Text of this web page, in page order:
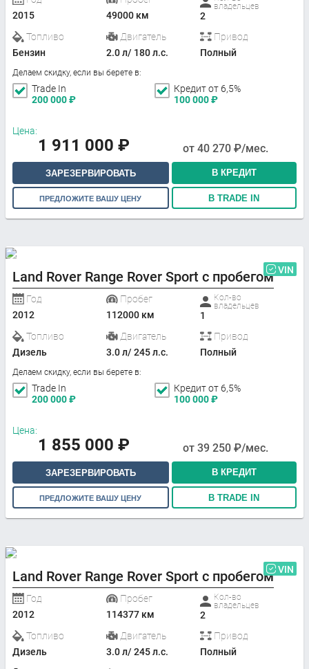
2015
49000 км
владельцев
2
Топливо
Бензин
Двигатель
2.0 л/ 180 л.с.
Привод
Полный
Делаем скидку, если вы берете в:
Trade In
200 000₽
Кредит от 6,5%
100 000₽
Цена:
1 911 000 ₽ от 40 270 ₽/мес.
ЗАРЕЗЕРВИРОВАТЬ В КРЕДИТ
ПРЕДЛОЖИТЕ ВАШУ ЦЕНУ В TRADE IN
Land Rover Range Rover Sport с пробегом VIN
Год
2012
Пробег
112000 км
Кол-во
владельцев
1
Топливо
Дизель
Двигатель
3.0 л/ 245 л.с.
Привод
Полный
Делаем скидку, если вы берете в:
Trade In
200 000₽
Кредит от 6,5%
100 000₽
Цена:
1 855 000 ₽ от 39 250 ₽/мес.
ЗАРЕЗЕРВИРОВАТЬ В КРЕДИТ
ПРЕДЛОЖИТЕ ВАШУ ЦЕНУ В TRADE IN
Land Rover Range Rover Sport с пробегом VIN
Год
2012
Пробег
114377 км
Кол-во
владельцев
2
Топливо
Дизель
Двигатель
3.0 л/ 245 л.с.
Привод
Полный